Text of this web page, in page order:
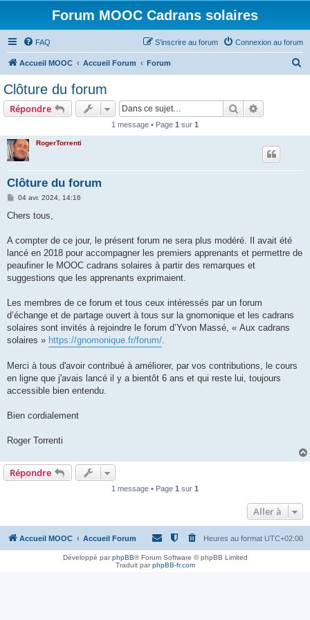
Forum MOOC Cadrans solaires
FAQ Connexion au forum
S’inscrire au forum
Accueil MOOC Accueil Forum Forum
Clôture du forum
Répondre Rechercher
1 message • Page 1 sur 1
RogerTorrenti
Clôture du forum
M
s
g
04 avr. 2024, 14:16
Chers tous,
A compter de ce jour, le présent forum ne sera plus modéré. Il avait été
lancé en 2018 pour accompagner les premiers apprenants et permettre de
peaufiner le MOOC cadrans solaires à partir des remarques et
suggestions que les apprenants exprimaient.
Les membres de ce forum et tous ceux intéressés par un forum
d’échange et de partage ouvert à tous sur la gnomonique et les cadrans
solaires sont invités à rejoindre le forum d’Yvon Massé, « Aux cadrans
solaires » https://gnomonique.fr/forum/.
Merci à tous d'avoir contribué à améliorer, par vos contributions, le cours
en ligne que j'avais lancé il y a bientôt 6 ans et qui reste lui, toujours
accessible bien entendu.
Bien cordialement
Roger Torrenti
Répondre
1 message • Page 1 sur 1
Aller à
Accueil MOOC Accueil Forum Heures au format UTC+02:00
Développé parphpBB® Forum Software © phpBB Limited
Traduit parphpBB-fr.com